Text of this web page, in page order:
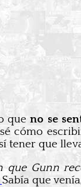
queno se
cómo
tener que
que Gunn
Sabía que